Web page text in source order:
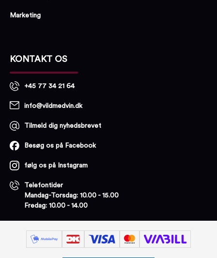
Marketing
KONTAKT OS
+45 77 34 21 64
info@vildmedvin.dk
Tilmeld dig nyhedsbrevet
Besøg os på Facebook
følg os på Instagram
Telefontider
Mandag-Torsdag: 10.00 - 15.00
Fredag: 10.00 - 14.00